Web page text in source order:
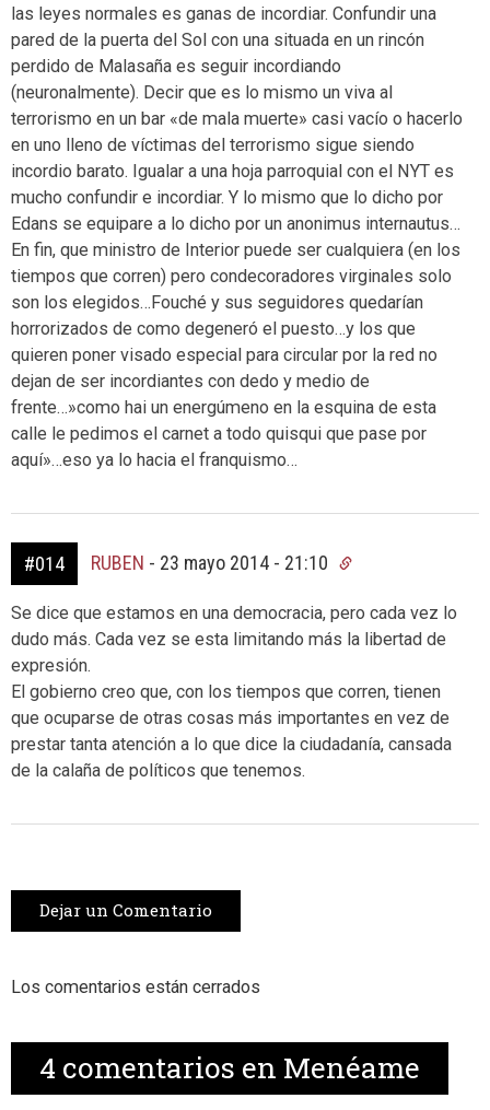
las leyes normales es ganas de incordiar. Confundir una
pared de la puerta del Sol con una situada en un rincón
perdido de Malasaña es seguir incordiando
(neuronalmente). Decir que es lo mismo un viva al
terrorismo en un bar «de mala muerte» casi vacío o hacerlo
en uno lleno de víctimas del terrorismo sigue siendo
incordio barato. Igualar a una hoja parroquial con el NYT es
mucho confundir e incordiar. Y lo mismo que lo dicho por
Edans se equipare a lo dicho por un anonimus internautus…
En fin, que ministro de Interior puede ser cualquiera (en los
tiempos que corren) pero condecoradores virginales solo
son los elegidos…Fouché y sus seguidores quedarían
horrorizados de como degeneró el puesto…y los que
quieren poner visado especial para circular por la red no
dejan de ser incordiantes con dedo y medio de
frente…»como hai un energúmeno en la esquina de esta
calle le pedimos el carnet a todo quisqui que pase por
aquí»…eso ya lo hacia el franquismo…
#014 RUBEN - 23 mayo 2014 - 21:10
Se dice que estamos en una democracia, pero cada vez lo
dudo más. Cada vez se esta limitando más la libertad de
expresión.
El gobierno creo que, con los tiempos que corren, tienen
que ocuparse de otras cosas más importantes en vez de
prestar tanta atención a lo que dice la ciudadanía, cansada
de la calaña de políticos que tenemos.
Dejar un Comentario
Los comentarios están cerrados
4 comentarios en Menéame